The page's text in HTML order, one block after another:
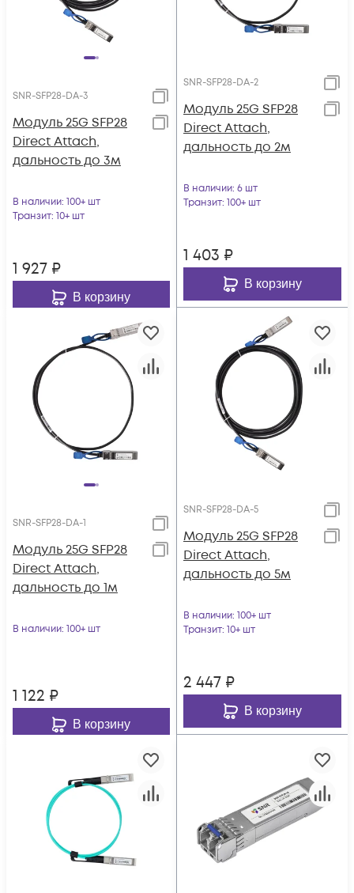
SNR-SFP28-DA-3
Модуль 25G SFP28
Direct Attach,
дальность до 3м
В наличии: 100+ шт
Транзит: 10+ шт
1 927 ₽
В корзину
SNR-SFP28-DA-2
Модуль 25G SFP28
Direct Attach,
дальность до 2м
В наличии: 6 шт
Транзит: 100+ шт
1 403 ₽
В корзину
SNR-SFP28-DA-1
Модуль 25G SFP28
Direct Attach,
дальность до 1м
В наличии: 100+ шт
1 122 ₽
В корзину
SNR-SFP28-DA-5
Модуль 25G SFP28
Direct Attach,
дальность до 5м
В наличии: 100+ шт
Транзит: 10+ шт
2 447 ₽
В корзину